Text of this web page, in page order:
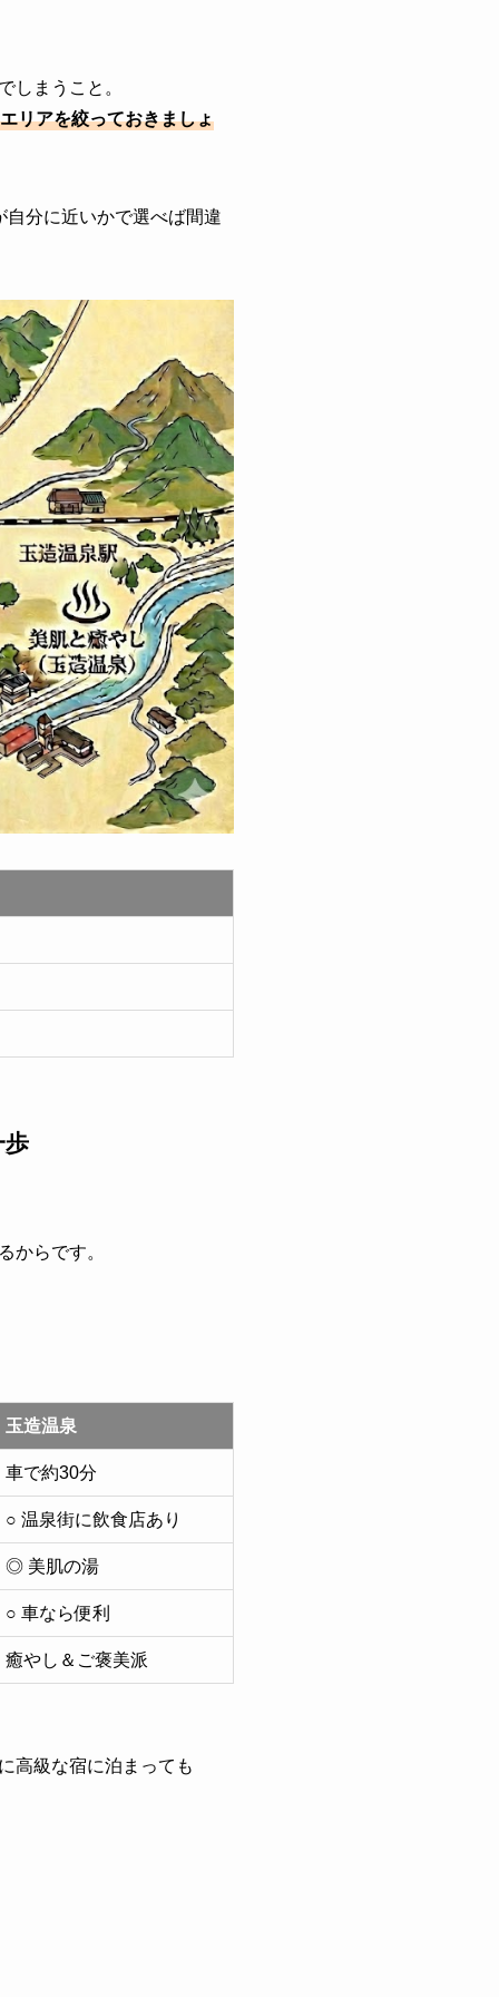
しまうこと。
リアを絞っておきましょ
分に近いかで選べば間違
歩
からです。
玉造温泉
車で約30分
○ 温泉街に飲食店あり
◎ 美肌の湯
○ 車なら便利
癒やし＆ご褒美派
高級な宿に泊まっても